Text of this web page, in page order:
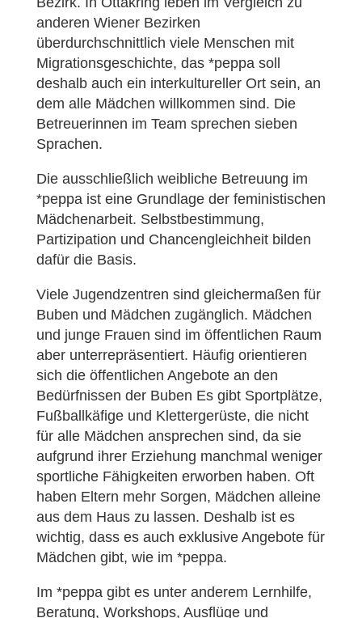
anderen Wiener Bezirken
überdurchschnittlich viele Menschen mit
Migrationsgeschichte, das *peppa soll
deshalb auch ein interkultureller Ort sein, an
dem alle Mädchen willkommen sind. Die
Betreuerinnen im Team sprechen sieben
Sprachen.
Die ausschließlich weibliche Betreuung im
*peppa ist eine Grundlage der feministischen
Mädchenarbeit. Selbstbestimmung,
Partizipation und Chancengleichheit bilden
dafür die Basis.
Viele Jugendzentren sind gleichermaßen für
Buben und Mädchen zugänglich. Mädchen
und junge Frauen sind im öffentlichen Raum
aber unterrepräsentiert. Häufig orientieren
sich die öffentlichen Angebote an den
Bedürfnissen der Buben Es gibt Sportplätze,
Fußballkäfige und Klettergerüste, die nicht
für alle Mädchen ansprechen sind, da sie
aufgrund ihrer Erziehung manchmal weniger
sportliche Fähigkeiten erworben haben. Oft
haben Eltern mehr Sorgen, Mädchen alleine
aus dem Haus zu lassen. Deshalb ist es
wichtig, dass es auch exklusive Angebote für
Mädchen gibt, wie im *peppa.
Im *peppa gibt es unter anderem Lernhilfe,
Beratung, Workshops, Ausflüge und